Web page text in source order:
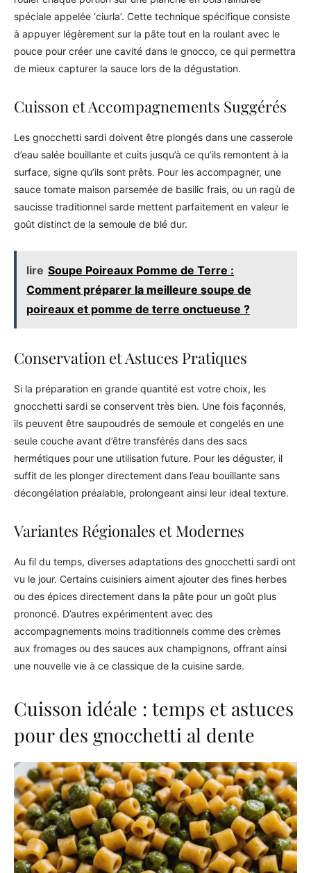
spéciale appelée ‘ciurla’. Cette technique spécifique consiste
à appuyer légèrement sur la pâte tout en la roulant avec le
pouce pour créer une cavité dans le gnocco, ce qui permettra
de mieux capturer la sauce lors de la dégustation.
Cuisson et Accompagnements Suggérés
Les gnocchetti sardi doivent être plongés dans une casserole
d’eau salée bouillante et cuits jusqu’à ce qu’ils remontent à la
surface, signe qu’ils sont prêts. Pour les accompagner, une
sauce tomate maison parsemée de basilic frais, ou un ragù de
saucisse traditionnel sarde mettent parfaitement en valeur le
goût distinct de la semoule de blé dur.
lire Soupe Poireaux Pomme de Terre :
Comment préparer la meilleure soupe de
poireaux et pomme de terre onctueuse ?
Conservation et Astuces Pratiques
Si la préparation en grande quantité est votre choix, les
gnocchetti sardi se conservent très bien. Une fois façonnés,
ils peuvent être saupoudrés de semoule et congelés en une
seule couche avant d’être transférés dans des sacs
hermétiques pour une utilisation future. Pour les déguster, il
suffit de les plonger directement dans l’eau bouillante sans
décongélation préalable, prolongeant ainsi leur ideal texture.
Variantes Régionales et Modernes
Au fil du temps, diverses adaptations des gnocchetti sardi ont
vu le jour. Certains cuisiniers aiment ajouter des fines herbes
ou des épices directement dans la pâte pour un goût plus
prononcé. D’autres expérimentent avec des
accompagnements moins traditionnels comme des crèmes
aux fromages ou des sauces aux champignons, offrant ainsi
une nouvelle vie à ce classique de la cuisine sarde.
Cuisson idéale : temps et astuces
pour des gnocchetti al dente